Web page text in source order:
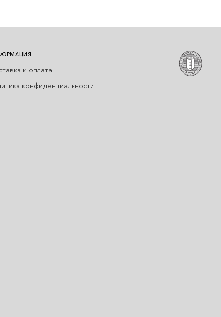
и оплата
конфиденциальности